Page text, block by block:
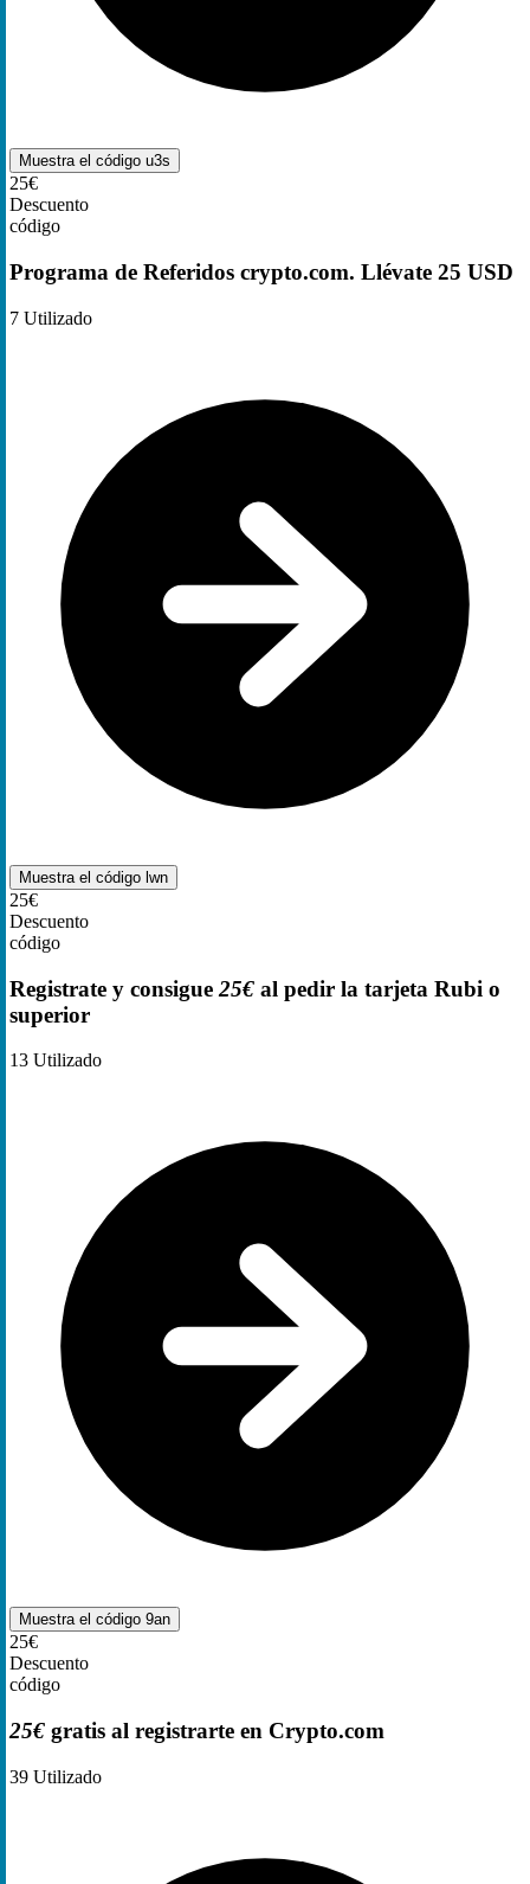
Muestra el código u3s
25€
Descuento
código
Programa de Referidos crypto.com. Llévate 25 USD
7 Utilizado
Muestra el código lwn
25€
Descuento
código
Registrate y consigue 25€ al pedir la tarjeta Rubi o
superior
13 Utilizado
Muestra el código 9an
25€
Descuento
código
25€ gratis al registrarte en Crypto.com
39 Utilizado